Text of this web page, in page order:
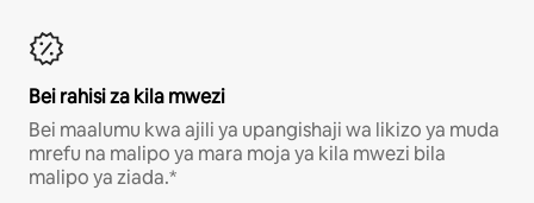
Bei rahisi za kila mwezi
Bei maalumu kwa ajili ya upangishaji wa likizo ya muda
mrefu na malipo ya mara moja ya kila mwezi bila
malipo ya ziada.*